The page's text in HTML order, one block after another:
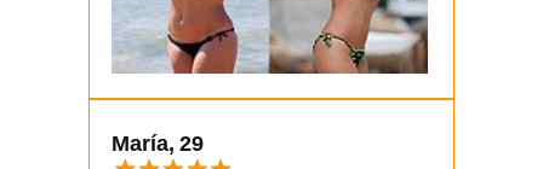
María, 29